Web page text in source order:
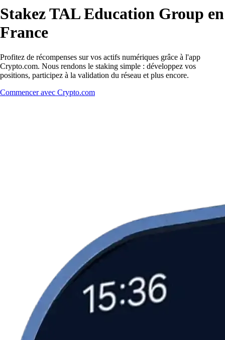
Stakez TAL Education Group en
France
Profitez de récompenses sur vos actifs numériques grâce à l'app
Crypto.com. Nous rendons le staking simple : développez vos
positions, participez à la validation du réseau et plus encore.
Commencer avec Crypto.com